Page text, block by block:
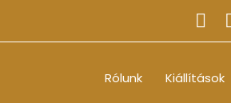
Rólunk Kiállítások